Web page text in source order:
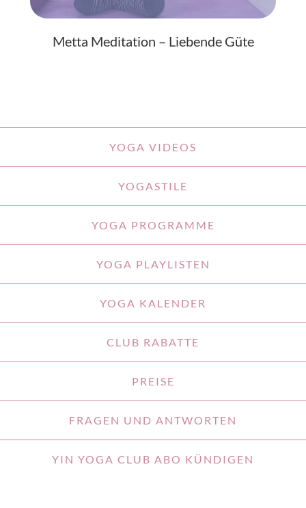
Metta Meditation – Liebende Güte
YOGA VIDEOS
YOGASTILE
YOGA PROGRAMME
YOGA PLAYLISTEN
YOGA KALENDER
CLUB RABATTE
PREISE
FRAGEN UND ANTWORTEN
YIN YOGA CLUB ABO KÜNDIGEN